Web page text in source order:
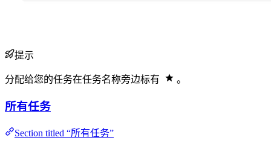
提示
分配给您的任务在任务名称旁边标有 。
所有任务
Section titled “所有任务”